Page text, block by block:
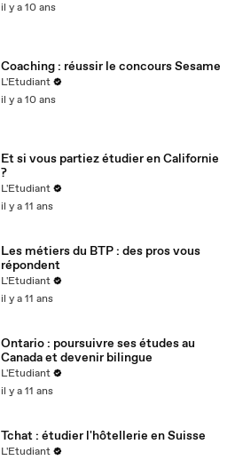
il y a 10 ans
Coaching : réussir le concours Sesame
L'Etudiant
il y a 10 ans
Et si vous partiez étudier en Californie
?
L'Etudiant
il y a 11 ans
Les métiers du BTP : des pros vous
répondent
L'Etudiant
il y a 11 ans
Ontario : poursuivre ses études au
Canada et devenir bilingue
L'Etudiant
il y a 11 ans
Tchat : étudier l'hôtellerie en Suisse
L'Etudiant